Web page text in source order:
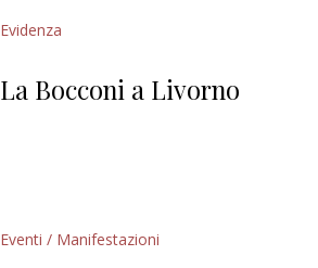
Evidenza
La Bocconi a Livorno
Eventi / Manifestazioni